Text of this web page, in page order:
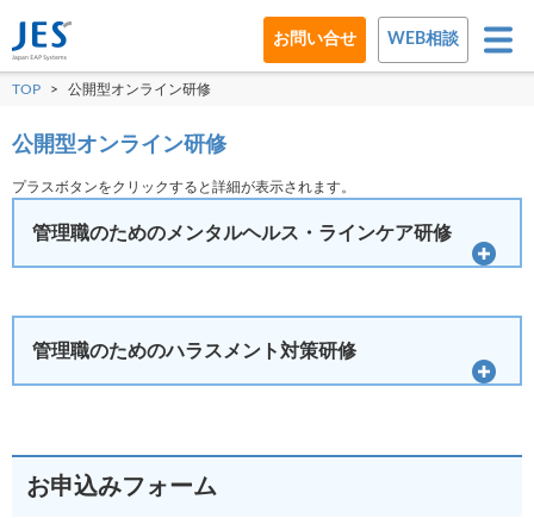
お問い合せ WEB相談
TOP > 公開型オンライン研修
公開型オンライン研修
プラスボタンをクリックすると詳細が表示されます。
管理職のためのメンタルヘルス・ラインケア研修
管理職のためのハラスメント対策研修
お申込みフォーム